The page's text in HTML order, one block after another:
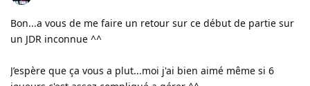
Bon...a vous de me faire un retour sur ce début de partie sur
un JDR inconnue ^^
J’espère que ça vous a plut...moi j'ai bien aimé même si 6